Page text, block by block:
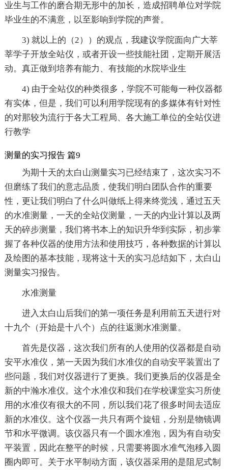
业生与工作的磨合期无形中的加长，造成招聘单位对学院
毕业生的不满意，以至影响到学院的声誉。
3) 就以上的（2））的观点，我建议学院面向广大莘
莘学子开放全站仪，或者开设一些技能社团，定期开展活
动。真正做到培养有能力、有技能的水院毕业生
4) 由于全站仪的种类很多，学院不可能每一种仪器都
有实体，但是，我们可以利用学院现有的多媒体有针对性
的对那较为流行于各大工程局、各大施工单位的全站仪进
行教学
测量的实习报告 篇9
为期十天的太白山测量实习已经结束了，这次实习不
但磨练了我们的意志品质，使我们明白团队合作的重要
性，更让我们明白了什么叫做纸上得来终觉浅，通过五天
的水准测量，一天的全站仪测量，一天的内业计算以及两
天的碎步测量，我们将书本上的知识升华到实际，初步掌
握了各种仪器的使用方法和使用技巧，各种数据的计算以
及绘图的基本技能，现将这十天的实习总结如下，太白山
测量实习报告。
水准测量
进入太白山后我们的第一项任务是利用前五天进行对
十九个（开始是十八个）点的往返测水准测量。
首先是仪器，这次我们所有的人使用的仪器都是自动
安平水准仪，第一天因为我们水准仪的自动安平装置出了
些问题，我们对仪器进行了更换。我们更换后的仪器是全
新的中瀚水准仪。这个水准仪和我们在学校课堂实习所使
用的水准仪有很大的不同，所以我们花了很多时间去适应
新的水准仪。这个仪器一共只有两个旋钮，分别是物镜调
节和水平微调。该仪器只有一个圆水准泡，因为有自动安
平装置，因此在整平的时候，只需要将圆水准气泡移入圆
圈内即可。关于水平制动方面，该仪器采用的是阻尼式制